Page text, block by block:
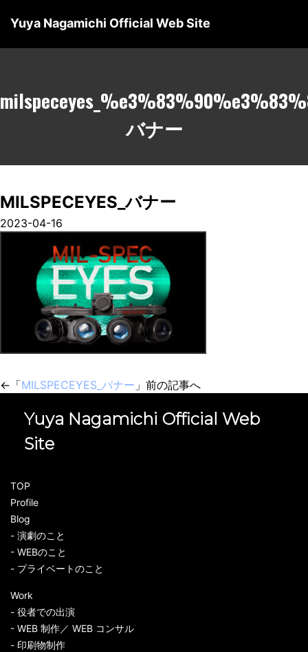
Yuya Nagamichi Official Web Site
バナー
MILSPECEYES_バナー
2023-04-16
←「MILSPECEYES_バナー 」前の記事へ
Yuya Nagamichi Official Web
Site
TOP
Profile
Blog
- 演劇のこと
- WEBのこと
- プライベートのこと
Work
- 役者での出演
- WEB 制作／ WEB コンサル
- 印刷物制作